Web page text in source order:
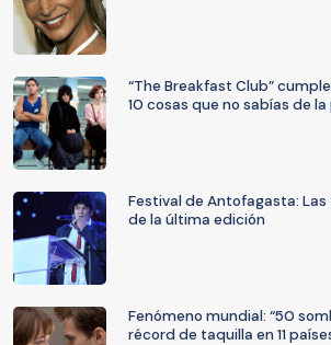
“The Breakfast Club”
10 cosas que no sabías de
Festival de Antofagasta:
de la última edición
Fenómeno mundial: “50
récord de taquilla en 11